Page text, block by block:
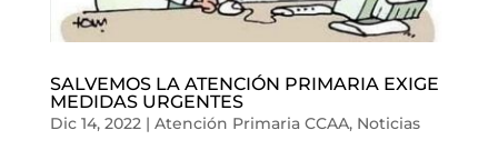
SALVEMOS LA ATENCIÓN PRIMARIA EXIGE
MEDIDAS URGENTES
Dic 14, 2022 | Atención Primaria CCAA, Noticias